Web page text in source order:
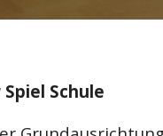
Schule